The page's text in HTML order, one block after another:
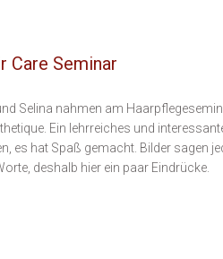
Care Seminar
und Selina nahmen am
Ein lehrreiches und
es hat Spaß gemacht. Bilder sagen
deshalb hier ein paar Eindrücke.